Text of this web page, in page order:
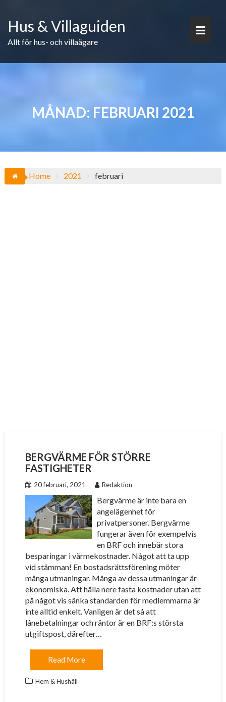
content
Hus & Villaguiden
Allt för hus- och villaägare
MÅNAD: FEBRUARI 2021
Home 2021 februari
BERGVÄRME FÖR STÖRRE
FASTIGHETER
20 februari, 2021 Redaktion
Bergvärme är inte bara en
angelägenhet för
privatpersoner. Bergvärme
fungerar även för exempelvis
en BRF och innebär stora
besparingar i värmekostnader. Något att ta upp
vid stämman! En bostadsrättsförening möter
många utmaningar. Många av dessa utmaningar är
ekonomiska. Att hålla nere fasta kostnader utan att
på något vis sänka standarden för medlemmarna är
inte alltid enkelt. Vanligen är det så att
lånebetalningar och räntor är en BRF:s största
utgiftspost, därefter…
Read More
Hem & Hushåll